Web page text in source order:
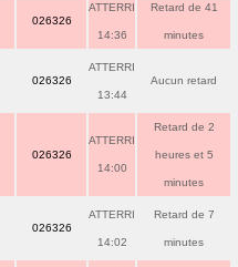
026326
ATTERRI
14:36
Retard de 41
minutes
026326
ATTERRI
13:44
Aucun retard
026326
ATTERRI
14:00
Retard de 2
heures et 5
minutes
026326
ATTERRI
14:02
Retard de 7
minutes